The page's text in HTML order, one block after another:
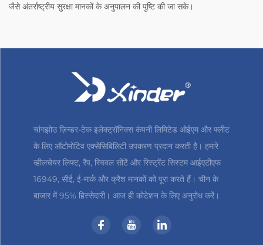
जैसे अंतर्राष्ट्रीय सुरक्षा मानकों के अनुपालन की पुष्टि की जा सके।
चांगझोउ ज़िन्डर-टेक इलेक्ट्रॉनिक्स कंपनी लिमिटेड ओईएम और फ्लीट
के लिए ऑटोमोटिव एक्सेसिबिलिटी उपकरण प्रदान करती है। हमारे
व्हीलचेयर लिफ्ट, रैंप, स्विवल सीटें और रिस्ट्रेंट सिस्टम आईएटीएफ
16949, सीई, ई-मार्क और क्रैश मानकों को पूरा करते हैं। चीन के
बाजार में 95% हिस्सेदारी। आज ही कोटेशन के लिए अनुरोध करें।